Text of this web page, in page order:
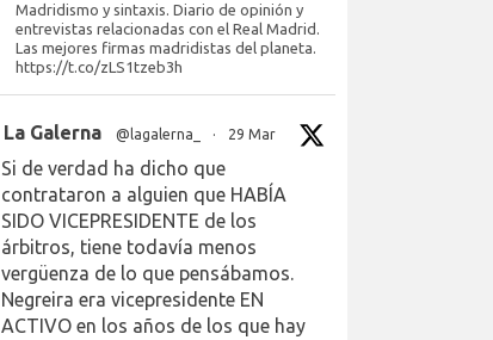
Madridismo y sintaxis. Diario de opinión y
entrevistas relacionadas con el Real Madrid.
Las mejores firmas madridistas del planeta.
https://t.co/zLS1tzeb3h
La Galerna @lagalerna_ · 29 Mar
Si de verdad ha dicho que
contrataron a alguien que HABÍA
SIDO VICEPRESIDENTE de los
árbitros, tiene todavía menos
vergüenza de lo que pensábamos.
Negreira era vicepresidente EN
ACTIVO en los años de los que hay